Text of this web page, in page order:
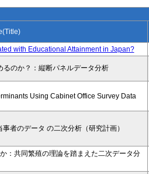
with Educational Attainment in Japan?
のか？：縦断パネルデータ分析
Using Cabinet Office Survey Data
者のデータ の二次分析（研究計画）
：共同繁殖の理論を踏まえた二次データ分